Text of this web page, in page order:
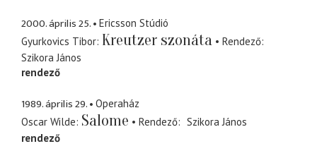
2000. április 25.
Ericsson Stúdió
Gyurkovics Tibor Kreutzer szonáta
Rendező
Szikora János
rendező
1989. április 29.
Operaház
Oscar Wilde Salome Rendező
Szikora János
rendező